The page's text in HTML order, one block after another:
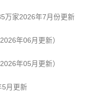
万家2026年7月份更新
年06月更新）
年05月更新）
月更新